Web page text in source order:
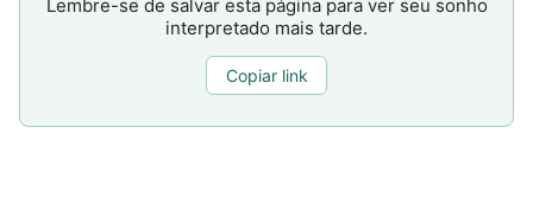
Lembre-se de salvar esta página para ver seu sonho
interpretado mais tarde.
Copiar link